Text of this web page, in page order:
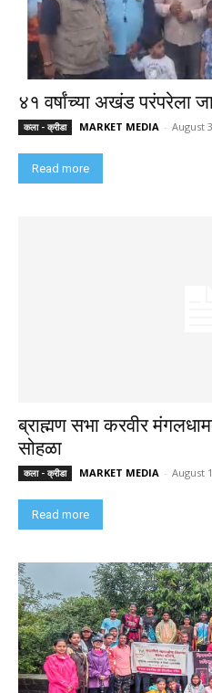
४१ वर्षांच्या अखंड परंपरेला
कला - क्रीडा MARKET MEDIA - August
Read more
ब्राह्मण सभा करवीर
सोहळा
कला - क्रीडा MARKET MEDIA - August
Read more